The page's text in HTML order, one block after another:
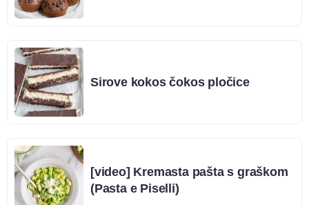
Sirove kokos čokos pločice
[video] Kremasta pašta s graškom
(Pasta e Piselli)